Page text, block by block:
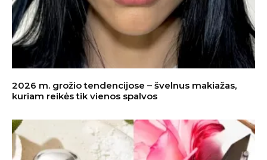
2026 m. grožio tendencijose – švelnus makiažas,
kuriam reikės tik vienos spalvos